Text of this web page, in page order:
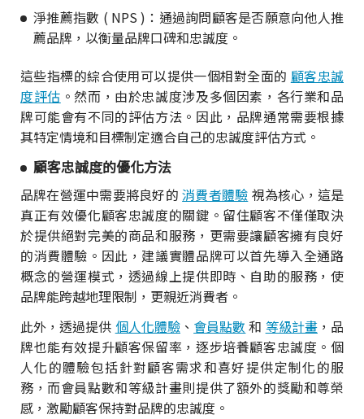
淨推薦指數 ( NPS )：通過詢問顧客是否願意向他人推
薦品牌，以衡量品牌口碑和忠誠度。
這些指標的綜合使用可以提供一個相對全面的 顧客忠誠
度評估 。然而，由於忠誠度涉及多個因素，各行業和品
牌可能會有不同的評估方法。因此，品牌通常需要根據
其特定情境和目標制定適合自己的忠誠度評估方式。
顧客忠誠度的優化方法
品牌在營運中需要將良好的消費者體驗 視為核心，這是
真正有效優化顧客忠誠度的關鍵。留住顧客不僅僅取決
於提供絕對完美的商品和服務，更需要讓顧客擁有良好
的消費體驗。因此，建議實體品牌可以首先導入全通路
概念的營運模式，透過線上提供即時、自助的服務，使
品牌能跨越地理限制，更親近消費者。
此外，透過提供 個人化體驗 、 會員點數 和 等級計畫，品
牌也能有效提升顧客保留率，逐步培養顧客忠誠度。個
人化的體驗包括針對顧客需求和喜好提供定制化的服
務，而會員點數和等級計畫則提供了額外的獎勵和尊榮
感，激勵顧客保持對品牌的忠誠度。